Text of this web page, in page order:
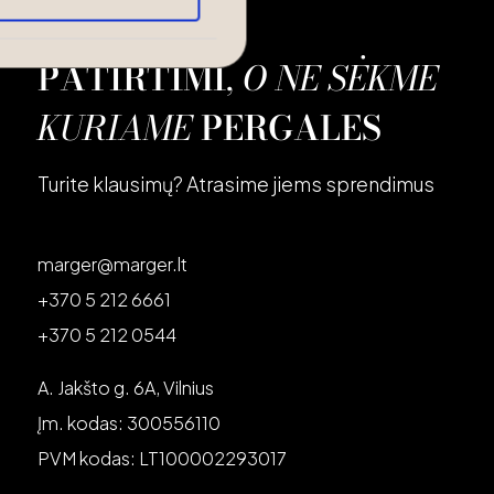
KONTAKTAI
PATIRTIMI,O NE SĖKME
KURIAMEPERGALES
Turite klausimų? Atrasime jiems sprendimus
marger@marger.lt
+370 5 212 6661
+370 5 212 0544
A. Jakšto g. 6A, Vilnius
Įm. kodas: 300556110
PVM kodas: LT100002293017